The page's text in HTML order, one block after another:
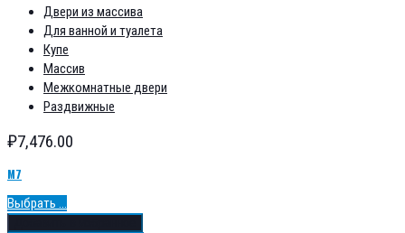
Двери из массива
Для ванной и туалета
Купе
Массив
Межкомнатные двери
Раздвижные
₽7,476.00
М7
Выбрать ...